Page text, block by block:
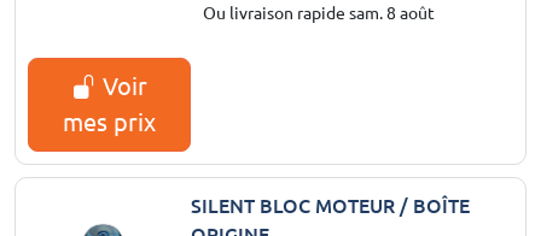
Ou livraison rapide sam. 8 août
Voir
mes prix
SILENT BLOC MOTEUR / BOÎTE